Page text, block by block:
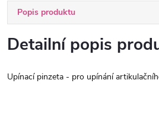
Popis produktu
Detailní popis
Upínací pinzeta - pro upínání